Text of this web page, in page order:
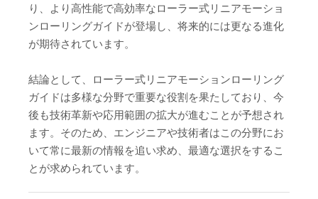
り、より高性能で高効率なローラー式リニアモーショ
ンローリングガイドが登場し、将来的には更なる進化
が期待されています。
結論として、ローラー式リニアモーションローリング
ガイドは多様な分野で重要な役割を果たしており、今
後も技術革新や応用範囲の拡大が進むことが予想され
ます。そのため、エンジニアや技術者はこの分野にお
いて常に最新の情報を追い求め、最適な選択をするこ
とが求められています。